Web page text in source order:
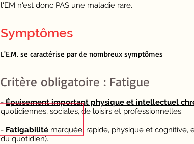
l'EM n'est donc PAS une maladie rare.
Symptômes
L'E.M. se caractérise par de nombreux symptômes
Critère obligatoire : Fatigue
-Épuisement important physique et intellectuel
quotidiennes, sociales, de loisirs et professionnelles.
- Fatigabilité marquée, rapide, physique et cognitive,
du quotidien).